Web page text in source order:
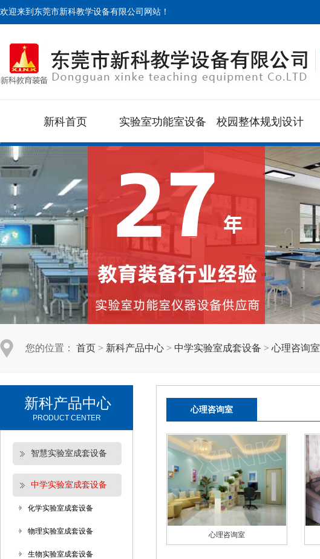
欢迎来到东莞市新科教学设备有限公司网站！
新科首页 实验室功能室设备 校园整体规划设计
您的位置： 首页 > 新科产品中心 > 中学实验室成套设备 > 心理咨询室
新科产品中心
PRODUCT CENTER
智慧实验室成套设备
中学实验室成套设备
化学实验室成套设备
物理实验室成套设备
生物实验室成套设备
心理咨询室
心理咨询室